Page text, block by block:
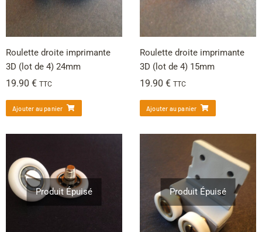
Roulette droite imprimante
3D (lot de 4) 24mm
19.90 € TTC
Ajouter au panier
Roulette droite imprimante
3D (lot de 4) 15mm
19.90 € TTC
Ajouter au panier
Produit Épuisé Produit Épuisé